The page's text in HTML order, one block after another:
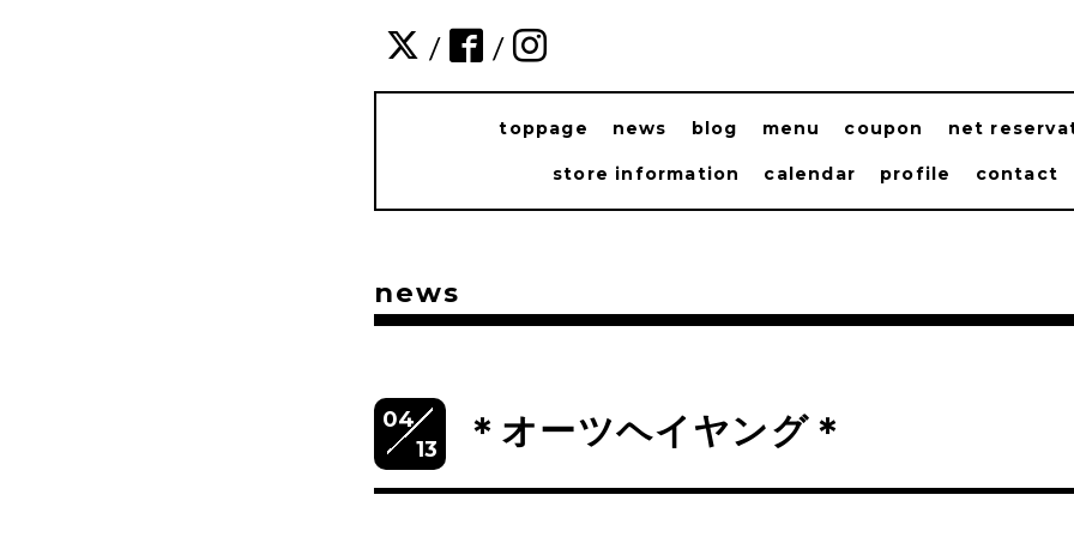
/ /
toppage news blog menu coupon net
store information calendar profile contact
news
04
13
＊オーツヘイヤング＊